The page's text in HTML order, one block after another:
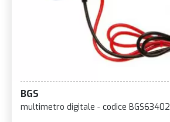
BGS
multimetro digitale - codice BGS63402